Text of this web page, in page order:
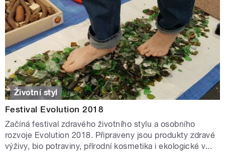
Životní styl
Festival Evolution 2018
Začíná festival zdravého životního stylu a osobního
rozvoje Evolution 2018. Připraveny jsou produkty zdravé
výživy, bio potraviny, přírodní kosmetika i ekologické v...